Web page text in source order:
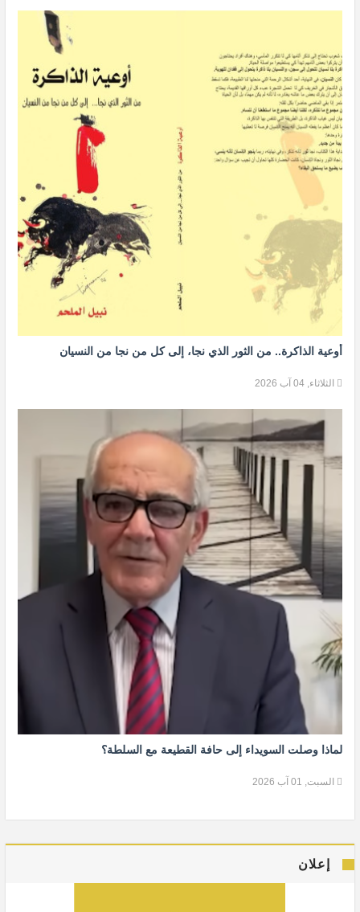
أوعية الذاكرة.. من الثور الذي نجا، إلى كل من نجا من النسيان
الثلاثاء, 04 آب 2026
لماذا وصلت السويداء إلى حافة القطيعة مع السلطة؟
السبت, 01 آب 2026
إعلان